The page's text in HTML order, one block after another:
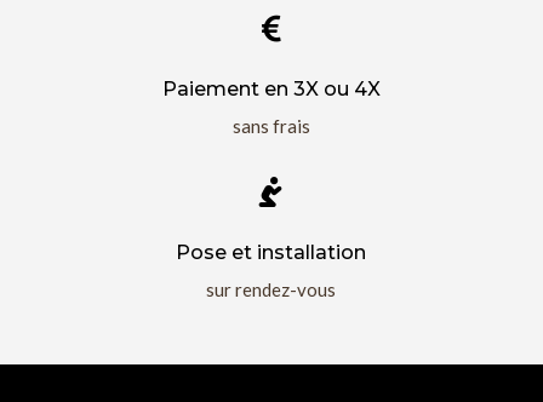

Paiement en 3X ou 4X
sans frais

Pose et installation
sur rendez-vous